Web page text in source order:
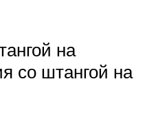
на
со штангой на